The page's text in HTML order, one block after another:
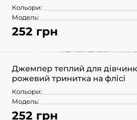
Кольори:
Модель:
252 грн
Джемпер теплий для
рожевий тринитка на флісі
Кольори:
Модель:
252 грн